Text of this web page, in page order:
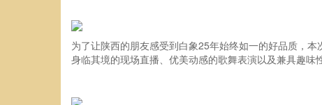
为了让陕西的朋友感受到白象25年始终如一的好品质，
身临其境的现场直播、优美动感的歌舞表演以及兼具趣味